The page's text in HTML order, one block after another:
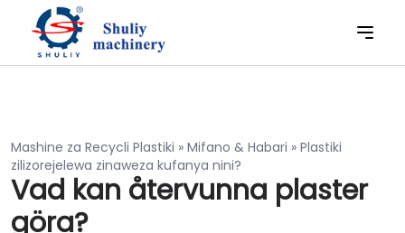
Mashine za Recycli Plastiki » Mifano & Habari » Plastiki
zilizorejelewa zinaweza kufanya nini?
Vad kan återvunna plaster
göra?